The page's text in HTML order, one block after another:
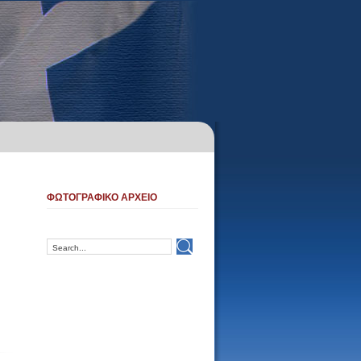
ΦΩΤΟΓΡΑΦΙΚΟ ΑΡΧΕΙΟ